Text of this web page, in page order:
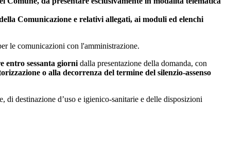
Comunicazione e relativi allegati, ai moduli ed elenchi
le comunicazioni con l'amministrazione.
entro sessanta giornidalla presentazione della domanda, con
o alla decorrenza del termine del silenzio-assenso
destinazione d’uso e igienico-sanitarie e delle disposizioni